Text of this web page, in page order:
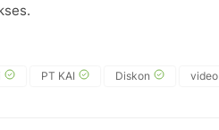
PT KAI Diskon